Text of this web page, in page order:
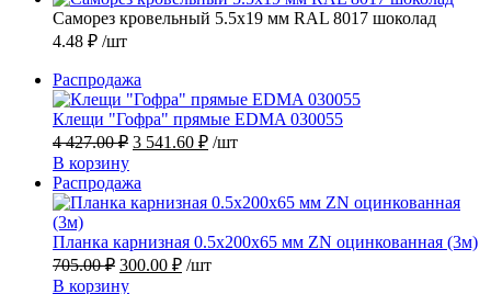
Саморез кровельный 5.5х19 мм RAL 8017 шоколад
4.48 ₽ /шт
Распродажа
товар
Клещи "Гофра" прямые EDMA 030055
4 427.00₽ Первоначальная
составляла
4
3 541.60 ₽Текущая
541.60 ₽.
/шт
В корзину
Распродажа
товар
Планка карнизная 0.5х200х65 мм ZN оцинкованная (3м)
705.00₽ Первоначальная
цена
300.00 ₽Текущая
/шт
В корзину